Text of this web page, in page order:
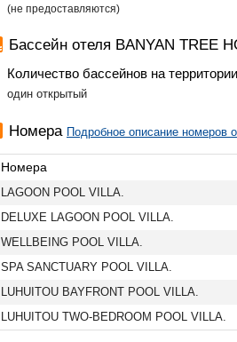
​(не предоставляются)
Бассейн отеля BANYAN TREE
Количество бассейнов на территории
​один открытый
Номера Подробное описание номеров
Номера
LAGOON POOL VILLA.
DELUXE LAGOON POOL VILLA.
WELLBEING POOL VILLA.
SPA SANCTUARY POOL VILLA.
LUHUITOU BAYFRONT POOL VILLA.
LUHUITOU TWO-BEDROOM POOL VILLA.